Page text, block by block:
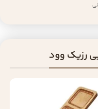
رزیک وود